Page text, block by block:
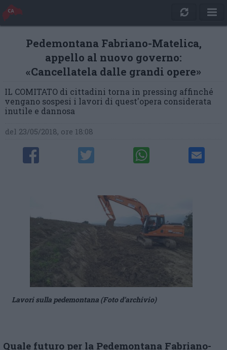
Pedemontana Fabriano-Matelica,
appello al nuovo governo:
«Cancellatela dalle grandi opere»
IL COMITATO di cittadini torna in pressing affinché
vengano sospesi i lavori di quest'opera considerata
inutile e dannosa
del 23/05/2018, ore 18:08
Lavori sulla pedemontana (Foto d’archivio)
Quale futuro per la Pedemontana Fabriano-